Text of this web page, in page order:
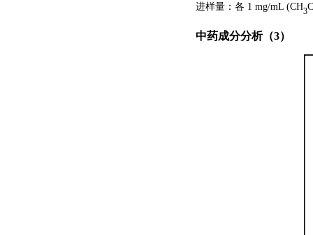
进样量：各 1 mg/mL (CH3
中药成分分析（3）